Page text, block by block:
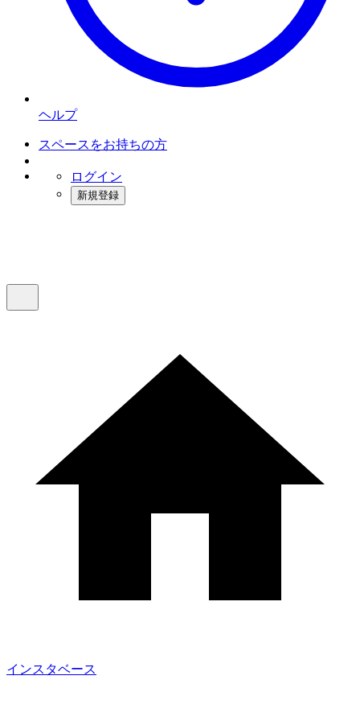
ヘルプ
スペースをお持ちの方
ログイン
新規登録
インスタベース